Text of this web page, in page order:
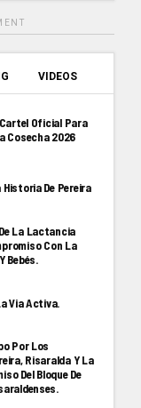
VIDEOS
Oficial Para
Cosecha 2026
De Pereira
La Lactancia
Con La
Bebés.
Via Activa.
Por Los
Risaralda Y La
Del Bloque De